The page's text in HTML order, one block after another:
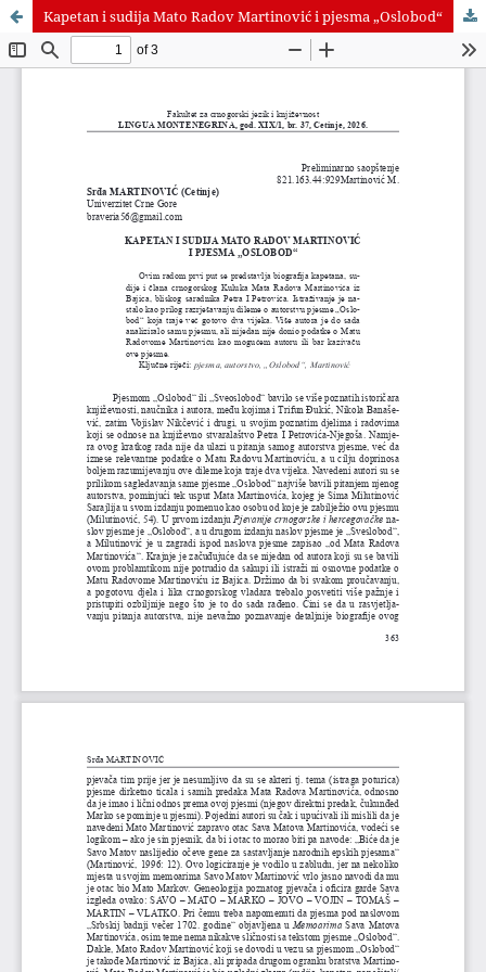
Kapetan i sudija Mato Radov Martinović i pjesma „Oslobod“